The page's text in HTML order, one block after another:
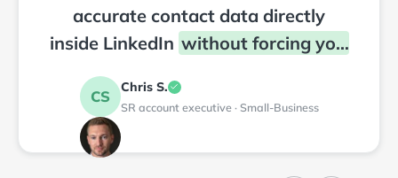
accurate contact data directly
inside LinkedIn without forcing you
into a complex platform or
workflow
”
CS
Chris S.
SR account executive · Small-Business